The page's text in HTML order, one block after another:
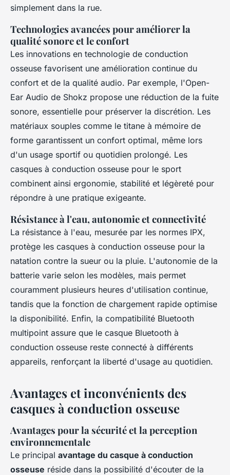
simplement dans la rue.
Technologies avancées pour améliorer la
qualité sonore et le confort
Les innovations en technologie de conduction
osseuse favorisent une amélioration continue du
confort et de la qualité audio. Par exemple, l'Open-
Ear Audio de Shokz propose une réduction de la fuite
sonore, essentielle pour préserver la discrétion. Les
matériaux souples comme le titane à mémoire de
forme garantissent un confort optimal, même lors
d'un usage sportif ou quotidien prolongé. Les
casques à conduction osseuse pour le sport
combinent ainsi ergonomie, stabilité et légèreté pour
répondre à une pratique exigeante.
Résistance à l'eau, autonomie et connectivité
La résistance à l'eau, mesurée par les normes IPX,
protège les casques à conduction osseuse pour la
natation contre la sueur ou la pluie. L'autonomie de la
batterie varie selon les modèles, mais permet
couramment plusieurs heures d'utilisation continue,
tandis que la fonction de chargement rapide optimise
la disponibilité. Enfin, la compatibilité Bluetooth
multipoint assure que le casque Bluetooth à
conduction osseuse reste connecté à différents
appareils, renforçant la liberté d'usage au quotidien.
Avantages et inconvénients des
casques à conduction osseuse
Avantages pour la sécurité et la perception
environnementale
Le principal avantage du casque à conduction
osseuse réside dans la possibilité d'écouter de la